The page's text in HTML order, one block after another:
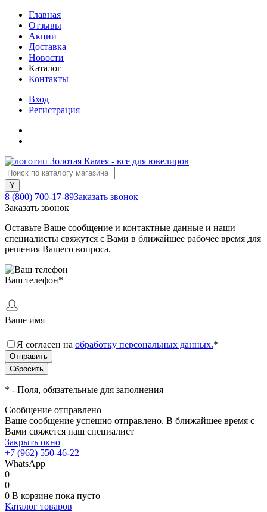
Главная
Отзывы
Акции
Доставка
Новости
Каталог
Контакты
Вход
Регистрация
8 (800) 700-17-89Заказать звонок
Заказать звонок
Оставьте Ваше сообщение и контактные данные и наши
специалисты свяжутся с Вами в ближайшее рабочее время для
решения Вашего вопроса.
Ваш телефон*
Ваше имя
Я согласен на обработку персональных данных.*
* - Поля, обязательные для заполнения
Сообщение отправлено
Ваше сообщение успешно отправлено. В ближайшее время с
Вами свяжется наш специалист
Закрыть окно
+7 (962) 550-46-22
WhatsApp
0
0
0 В корзине пока пусто
Каталог товаров